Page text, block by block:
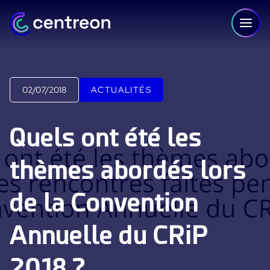
PLATEFORME
Centreon Infra Monitoring - Démo Produit
Centreon Infra Monitoring - Essai gratuit
Centreon Experience Monitoring - Démo Produit
Centreon Experience Monitoring - Essai Gratuit
IT Infrastructure Monitoring
02/07/2018 ACTUALITÉS
Quels ont été les
thèmes abordés lors
de la Convention
Annuelle du CRiP